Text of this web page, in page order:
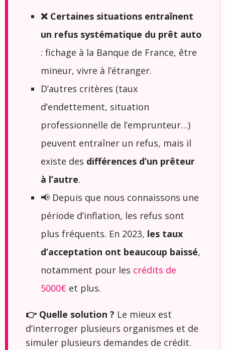
❌ Certaines situations entraînent
un refus systématique du prêt auto
: fichage à la Banque de France, être
mineur, vivre à l’étranger.
D’autres critères (taux
d’endettement, situation
professionnelle de l’emprunteur…)
peuvent entraîner un refus, mais il
existe des différences d’un prêteur
à l’autre.
📢 Depuis que nous connaissons une
période d’inflation, les refus sont
plus fréquents. En 2023, les taux
d’acceptation ont beaucoup baissé,
notamment pour les crédits de
5000€ et plus.
👉 Quelle solution ? Le mieux est
d’interroger plusieurs organismes et de
simuler plusieurs demandes de crédit.